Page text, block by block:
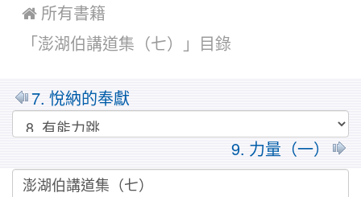
 所有書籍
「澎湖伯講道集（七）」目錄
MarkDown
7. 悅納的奉獻
9. 力量（一）